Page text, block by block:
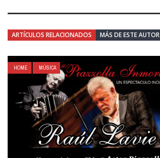
ARTÍCULOS RELACIONADOS MÁS DE ESTE AUTOR
HOME MÚSICA